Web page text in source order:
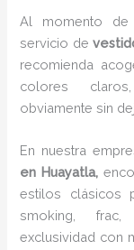
Al momento de
servicio de
recomienda
colores
obviamente sin
En nuestra
en Huayatla,
estilos clásicos
smoking, frac,
exclusividad con